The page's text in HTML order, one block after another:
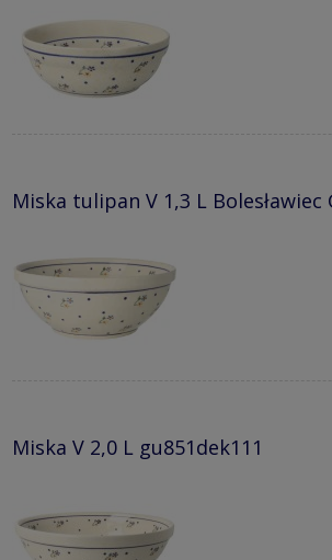
Miska tulipan V 1,3 L Bolesławiec
Miska V 2,0 L gu851dek111